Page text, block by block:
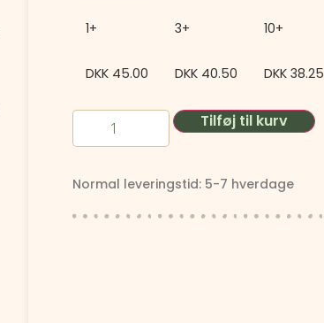
1+ 3+ 10+
DKK 45.00 DKK 40.50 DKK 38.25
Tilføj til kurv
Normal leveringstid: 5-7 hverdage